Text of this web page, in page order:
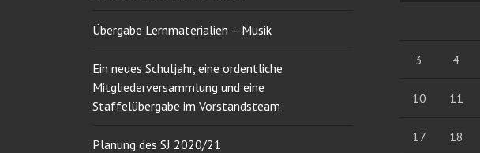
Übergabe Lernmaterialien – Musik
Ein neues Schuljahr, eine ordentliche
Mitgliederversammlung und eine
Staffelübergabe im Vorstandsteam
Planung des SJ 2020/21
3 4
10 11
17 18